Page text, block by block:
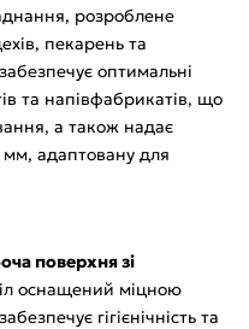
розроблене
пекарень та
оптимальні
та напівфабрикатів, що
а також надає
адаптовану для
поверхня зі
оснащений міцною
гігієнічність та